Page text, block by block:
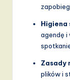
Higiena
agendę i
Zasady
plików i